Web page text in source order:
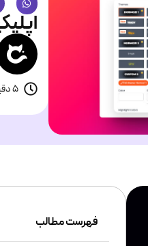
5 دقیقه
فهرست مطالب